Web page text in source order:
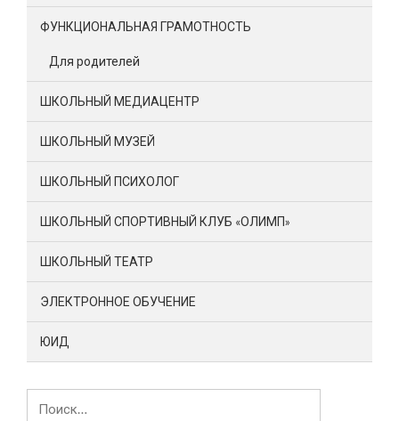
ФУНКЦИОНАЛЬНАЯ ГРАМОТНОСТЬ
Для родителей
ШКОЛЬНЫЙ МЕДИАЦЕНТР
ШКОЛЬНЫЙ МУЗЕЙ
ШКОЛЬНЫЙ ПСИХОЛОГ
ШКОЛЬНЫЙ СПОРТИВНЫЙ КЛУБ «ОЛИМП»
ШКОЛЬНЫЙ ТЕАТР
ЭЛЕКТРОННОЕ ОБУЧЕНИЕ
ЮИД